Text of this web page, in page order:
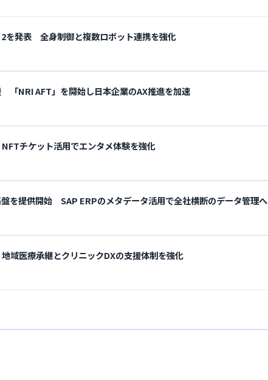
発表 全身制御と複数ロボット連携を強化
「NRI AFT」を開始し日本企業のAX推進を加速
チケット活用でエンタメ体験を強化
を提供開始 SAP ERPのメタデータ活用で全社横断のデータ管理へ
域医療承継とクリニックDXの支援体制を強化